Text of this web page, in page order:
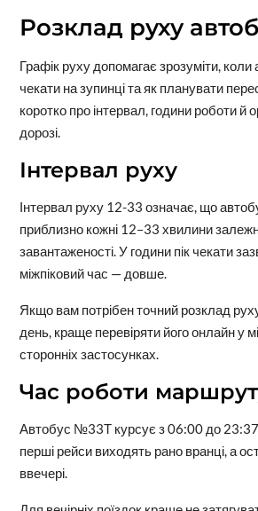
Розклад руху
Графік руху допомагає зрозуміти,
чекати на зупинці та як планувати
коротко про інтервал, години роботи й
дорозі.
Інтервал руху
Інтервал руху 12-33 означає, що
приблизно кожні 12–33 хвилини
завантаженості. У години пік чекати
міжпіковий час — довше.
Якщо вам потрібен точний розклад
день, краще перевіряти його онлайн у
сторонніх застосунках.
Час роботи
Автобус №33Т курсує з 06:00 до
перші рейси виходять рано вранці, а
ввечері.